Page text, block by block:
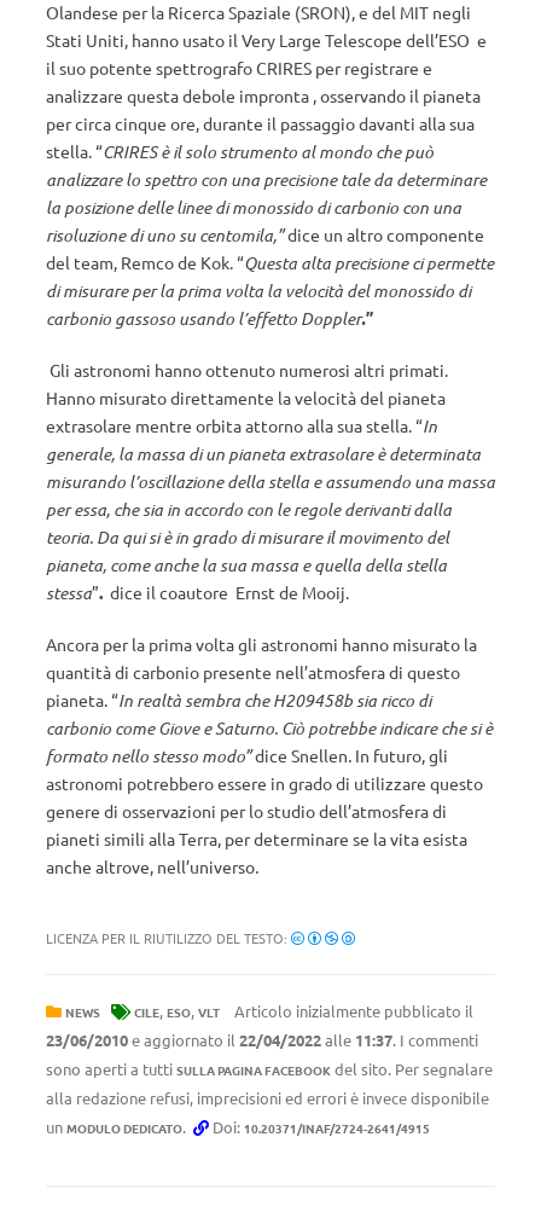
Olandese per la Ricerca Spaziale (SRON), e del MIT negli
Stati Uniti, hanno usato il Very Large Telescope dell’ESO e
il suo potente spettrografo CRIRES per registrare e
analizzare questa debole impronta , osservando il pianeta
per circa cinque ore, durante il passaggio davanti alla sua
stella. “CRIRES è il solo strumento al mondo che può
analizzare lo spettro con una precisione tale da determinare
la posizione delle linee di monossido di carbonio con una
risoluzione di uno su centomila,”dice un altro componente
del team, Remco de Kok. “Questa alta precisione ci permette
di misurare per la prima volta la velocità del monossido di
carbonio gassoso usando l’effetto Doppler.”
Gli astronomi hanno ottenuto numerosi altri primati.
Hanno misurato direttamente la velocità del pianeta
extrasolare mentre orbita attorno alla sua stella. “In
generale, la massa di un pianeta extrasolare è determinata
misurando l’oscillazione della stella e assumendo una massa
per essa, che sia in accordo con le regole derivanti dalla
teoria. Da qui si è in grado di misurare il movimento del
pianeta, come anche la sua massa e quella della stella
stessa”. dice il coautore Ernst de Mooij.
Ancora per la prima volta gli astronomi hanno misurato la
quantità di carbonio presente nell’atmosfera di questo
pianeta. “In realtà sembra che H209458b sia ricco di
carbonio come Giove e Saturno. Ciò potrebbe indicare che si è
formato nello stesso modo”dice Snellen. In futuro, gli
astronomi potrebbero essere in grado di utilizzare questo
genere di osservazioni per lo studio dell’atmosfera di
pianeti simili alla Terra, per determinare se la vita esista
anche altrove, nell’universo.
LICENZA PER IL RIUTILIZZO DEL TESTO:
NEWS CILE, ESO, VLT
Articolo inizialmente pubblicato il
23/06/2010e aggiornato il 22/04/2022alle 11:37. I commenti
sono aperti a tutti SULLA PAGINA FACEBOOK del sito. Per segnalare
alla redazione refusi, imprecisioni ed errori è invece disponibile
un MODULO DEDICATO. Doi: 10.20371/INAF/2724-2641/4915